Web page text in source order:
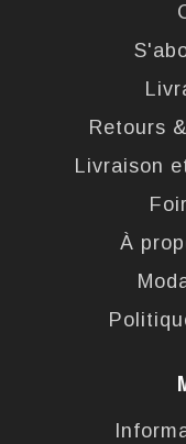
Retours
Livraison
À